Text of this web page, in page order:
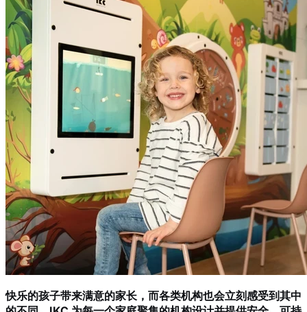
快乐的孩子带来满意的家长，而各类机构也会立刻感受到其中